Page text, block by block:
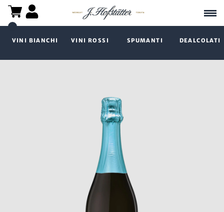
VINI BIANCHI VINI ROSSI SPUMANTI DEALCOLATI